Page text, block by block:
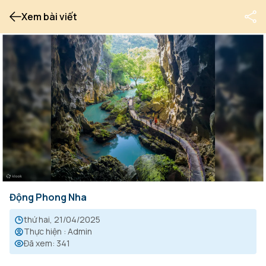
Xem bài viết
Động Phong Nha
thứ hai, 21/04/2025
Thực hiện : Admin
Đã xem: 341